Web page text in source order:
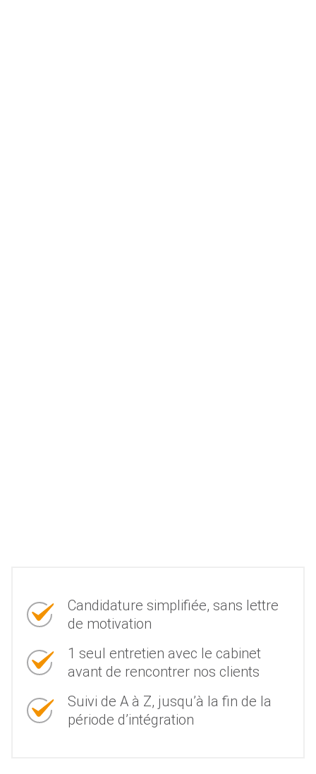
Candidature simplifiée, sans lettre
de motivation
1 seul entretien avec le cabinet
avant de rencontrer nos clients
Suivi de A à Z, jusqu’à la fin de la
période d’intégration